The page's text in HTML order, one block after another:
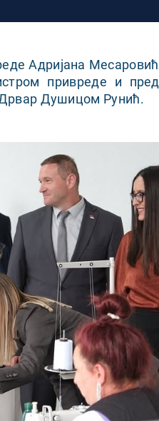
Адријана Месаровић
привреде и
Душицом Рунић.